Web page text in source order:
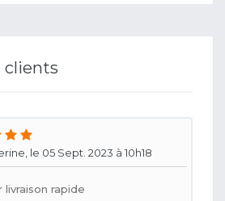
clients
le 05 Sept. 2023 à 10h18
livraison rapide